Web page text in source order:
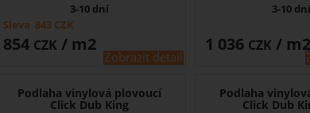
3-10 dní
Zobrazit detail
854 CZK / m2
Sleva 843 CZK
3-10 dní
1 036 CZK / m2
Podlaha vinylová plovoucí
Click Dub King
Podlaha
Click Dub